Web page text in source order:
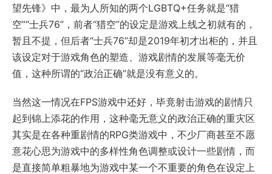
望先锋》中，最为人所知的两个LGBTQ+任务就是“猎
空”“士兵76”，前者“猎空”的设定是游戏上线之初就有的，
暂且不提，但后者“士兵76”却是2019年初才出柜的，并且
该设定对于游戏角色的塑造、游戏剧情的发展等毫无价
值，这种所谓的“政治正确”就是没有意义的。
当然这一情况在FPS游戏中还好，毕竟射击游戏的剧情只
起到锦上添花的作用，这种毫无意义的政治正确的重灾区
其实是在各种重剧情的RPG类游戏中，不少厂商甚至不愿
意花心思为游戏中的多样性角色调整或设计一些剧情，而
是直接简单粗暴地为游戏中某一个不重要的角色在设定上